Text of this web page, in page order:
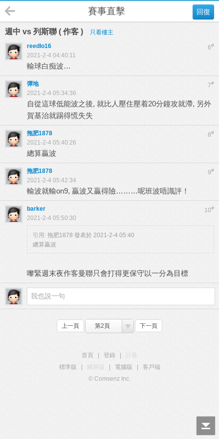
回復
賽事直擊
週中 vs 列斯聯 ( 作客 ) 只看樓主
6#
reedlo16
2021-2-4 04:40:11
輸球白痴波…
7#
彈地
2021-2-4 05:34:36
自從這球低能波之後, 就比人壓住壓着20分鐘攻就滯, 另外
賀基治就踢得慌失失
8#
拖肥1878
2021-2-4 05:40:26
總算贏波
9#
拖肥1878
2021-2-4 05:42:34
輸波就輸on9, 贏波又贏得險………呢班波唔識評！
10#
barker
2021-2-4 05:50:30
引用: 拖肥1878 發表於 2021-2-4 05:40
總算贏波
嚟緊週末夜作客曼聯只會打得更保守以一分為目標
上一頁 第2頁 下一頁
首頁 登錄
標準版
觸屏版 電腦版
客戶端
© Comsenz Inc.